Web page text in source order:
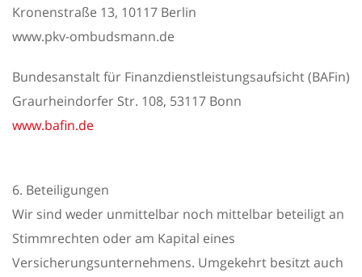
Kronenstraße 13, 10117 Berlin
www.pkv-ombudsmann.de
Bundesanstalt für Finanzdienstleistungsaufsicht (BAFin)
Graurheindorfer Str. 108, 53117 Bonn
www.bafin.de
6. Beteiligungen
Wir sind weder unmittelbar noch mittelbar beteiligt an
Stimmrechten oder am Kapital eines
Versicherungsunternehmens. Umgekehrt besitzt auch